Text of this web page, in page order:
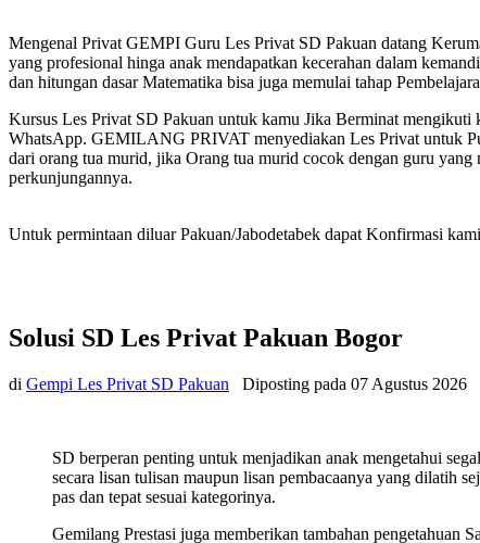
Mengenal Privat GEMPI Guru Les Privat SD Pakuan datang
yang profesional hinga anak mendapatkan kecerahan dalam
dan hitungan dasar Matematika bisa juga memulai tahap
Kursus Les Privat SD Pakuan untuk kamu Jika Berminat
WhatsApp. GEMILANG PRIVAT menyediakan Les Privat untuk
dari orang tua murid, jika Orang tua murid cocok dengan guru
perkunjungannya.
Untuk permintaan diluar Pakuan/Jabodetabek dapat Konfirmasi
Solusi SD Les Privat Pakuan Bogor
di Gempi Les Privat SD Pakuan Diposting pada 07 Agustus 2026
SD berperan penting untuk menjadikan anak mengetahui
secara lisan tulisan maupun lisan pembacaanya yang dilatih
pas dan tepat sesuai kategorinya.
Gemilang Prestasi juga memberikan tambahan pengetahuan